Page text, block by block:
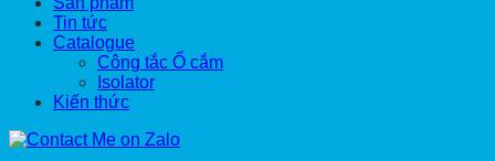
Tin tức
Catalogue
Công tắc Ổ cắm
Isolator
Kiến thức